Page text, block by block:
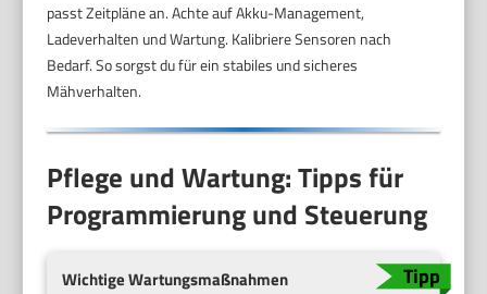
passt Zeitpläne an. Achte auf Akku-Management,
Ladeverhalten und Wartung. Kalibriere Sensoren nach
Bedarf. So sorgst du für ein stabiles und sicheres
Mähverhalten.
Pflege und Wartung: Tipps für
Programmierung und Steuerung
Wichtige Wartungsmaßnahmen